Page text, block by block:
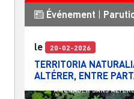
Événement
le 20-02-2026
TERRITORIA
ALTÉRER, ENTRE